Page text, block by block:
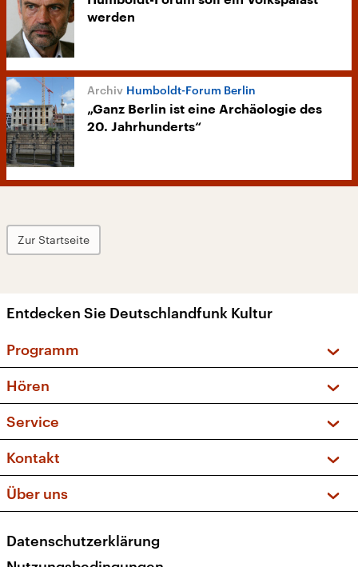
werden
Humboldt-Forum Berlin
„Ganz Berlin ist eine Archäologie des
20. Jahrhunderts“
Zur Startseite
Entdecken Sie Deutschlandfunk Kultur
Programm
Sendungen und Podcasts
Musikliste
Kakadu – Das Kinderprogramm
Hören
Frequenzen (UKW + DAB+)
Service
FAQ
Apps
Newsletter
Veranstaltungen
Kontakt
Social Media
Über uns
Presse
Datenschutzerklärung